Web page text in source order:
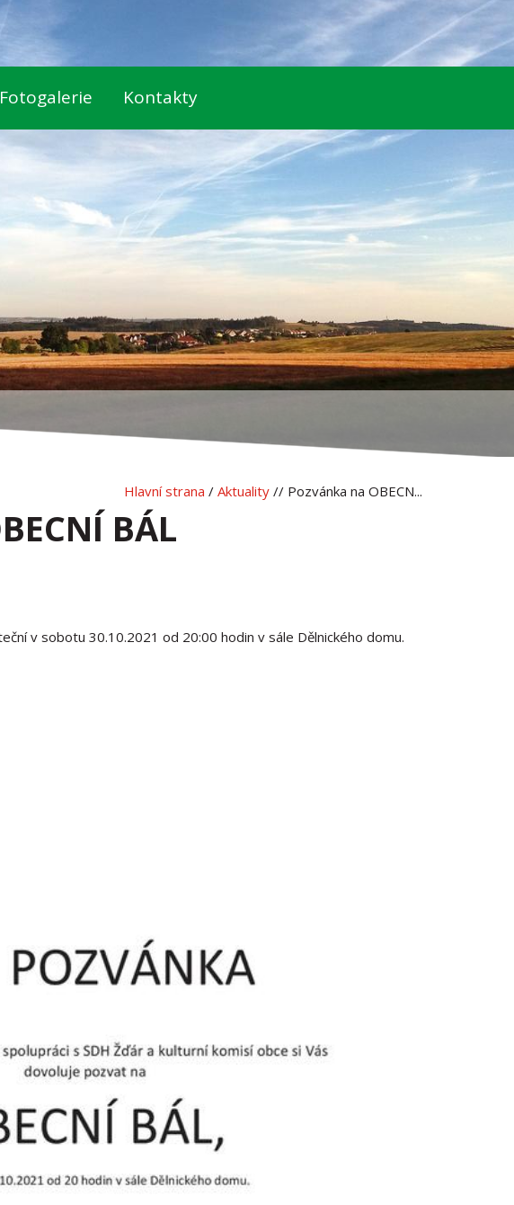
Fotogalerie Kontakty
Hlavní strana / Aktuality // Pozvánka na OBECN...
BÁL
v sobotu 30.10.2021 od 20:00 hodin v sále Dělnického domu.